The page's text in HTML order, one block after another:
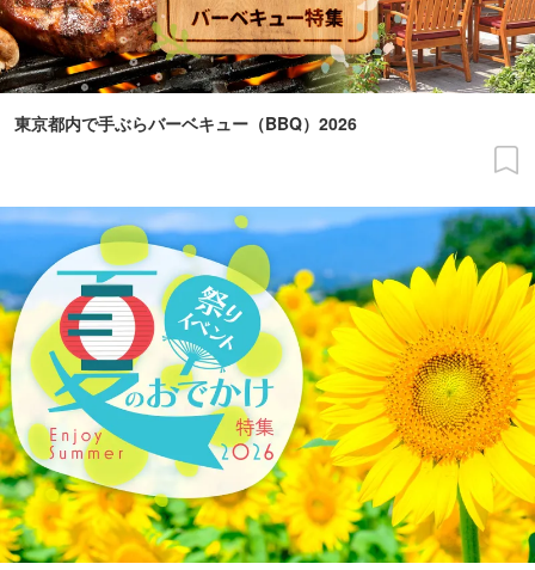
東京都内で手ぶらバーベキュー（BBQ）2026